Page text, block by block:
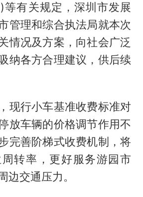
等有关规定，深圳市发展
管理和综合执法局就本次
情况及方案，向社会广泛
纳各方合理建议，供后续
现行小车基准收费标准对
放车辆的价格调节作用不
完善阶梯式收费机制，将
转率，更好服务游园市
边交通压力。